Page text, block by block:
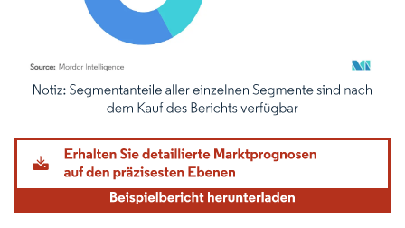
Bild © Mordor Intelligence. Wiederverwendung erfordert Namensnennung